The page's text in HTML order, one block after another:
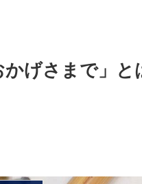
かげさまで」